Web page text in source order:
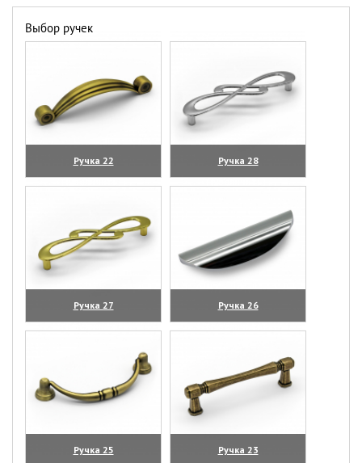
Выбор ручек
Ручка 22
(увеличить)
Ручка 28
(увеличить)
Ручка 27
(увеличить)
Ручка 26
(увеличить)
Ручка 25
Ручка 23